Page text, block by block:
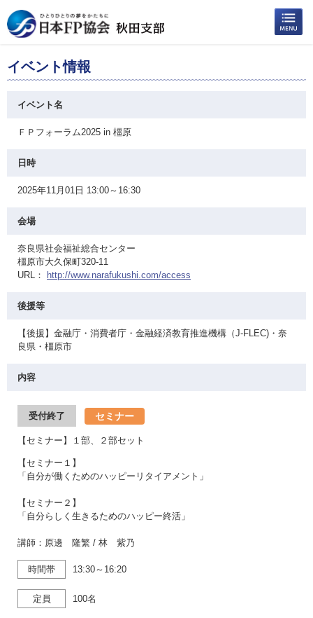
イベント情報
イベント名
ＦＰフォーラム2025 in 橿原
日時
2025年11月01日 13:00～16:30
会場
奈良県社会福祉総合センター
橿原市大久保町320-11
URL：
http://www.narafukushi.com/access
後援等
【後援】金融庁・消費者庁・金融経済教育推進機構（J-FLEC)・奈
良県・橿原市
内容
受付終了 セミナー
【セミナー】１部、２部セット
【セミナー１】
「自分が働くためのハッピーリタイアメント」
【セミナー２】
「自分らしく生きるためのハッピー終活」
講師：原邊 隆繁 / 林 紫乃
時間帯 13:30～16:20
定員 100名